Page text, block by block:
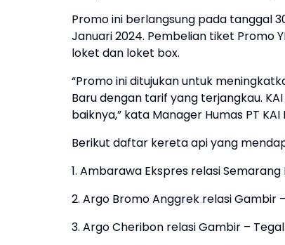
Promo ini berlangsung pada tanggal
Januari 2024. Pembelian tiket Promo
loket dan loket box.
“Promo ini ditujukan untuk
Baru dengan tarif yang terjangkau.
baiknya,” kata Manager Humas PT
Berikut daftar kereta api yang
1. Ambarawa Ekspres relasi
2. Argo Bromo Anggrek relasi
3. Argo Cheribon relasi Gambir –